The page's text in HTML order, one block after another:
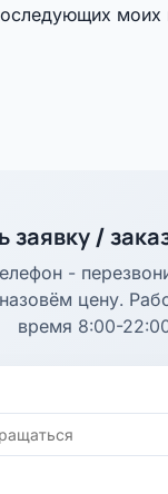
моих
заявку /
-
цену.
время 8:00-